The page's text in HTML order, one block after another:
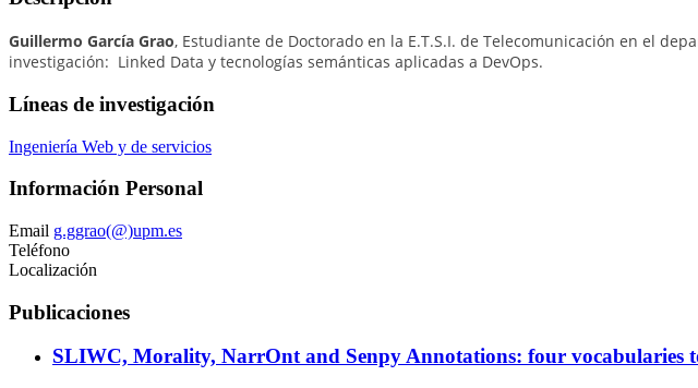
Guillermo García Grao, Estudiante de Doctorado en la E.T.S.I. de Telecomunicación en el
investigación: Linked Data y tecnologías semánticas aplicadas a DevOps.
Líneas de investigación
Ingeniería Web y de servicios
Información Personal
Email g.ggrao(@)upm.es
Teléfono
Localización
Publicaciones
SLIWC, Morality, NarrOnt and Senpy Annotations: four vocabularies